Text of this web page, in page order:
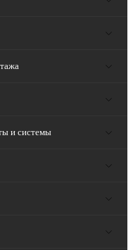
и системы